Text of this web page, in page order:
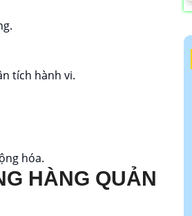
tích hành vi.
hóa.
HÀNG QUẢN